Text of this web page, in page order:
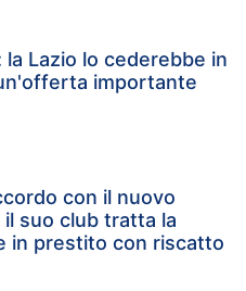
la Lazio lo cederebbe in
importante
con il nuovo
il suo club tratta la
in prestito con riscatto